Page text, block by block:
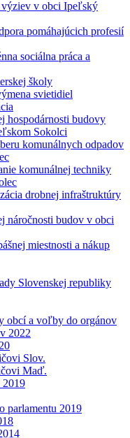
výziev v obci Ipeľský
pomáhajúcich profesií
sociálna práca a
školy
svietidiel
hospodárnosti budovy
Sokolci
komunálnych odpadov
komunálnej techniky
drobnej infraštruktúry
náročnosti budov v obci
miestnosti a nákup
Slovenskej republiky
obcí a voľby do orgánov
2022
Slov.
Maď.
2019
parlamentu 2019